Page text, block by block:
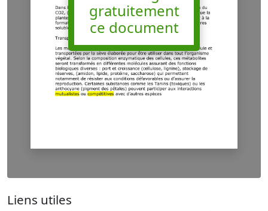
gratuitement
ce document
Liens utiles